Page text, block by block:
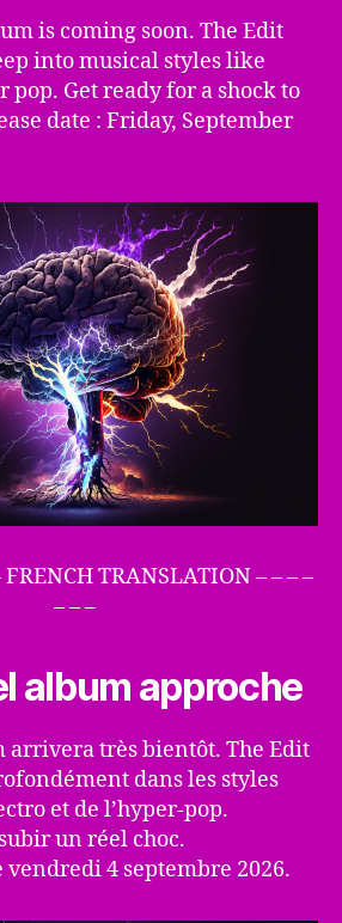
album
near
is coming soon. The Edit
into musical styles like
pop. Get ready for a shock to
date : Friday, September
FRENCH TRANSLATION – – – –
– – –
album approche
arrivera très bientôt. The Edit
dans les styles
et de l’hyper-pop.
un réel choc.
vendredi 4 septembre 2026.